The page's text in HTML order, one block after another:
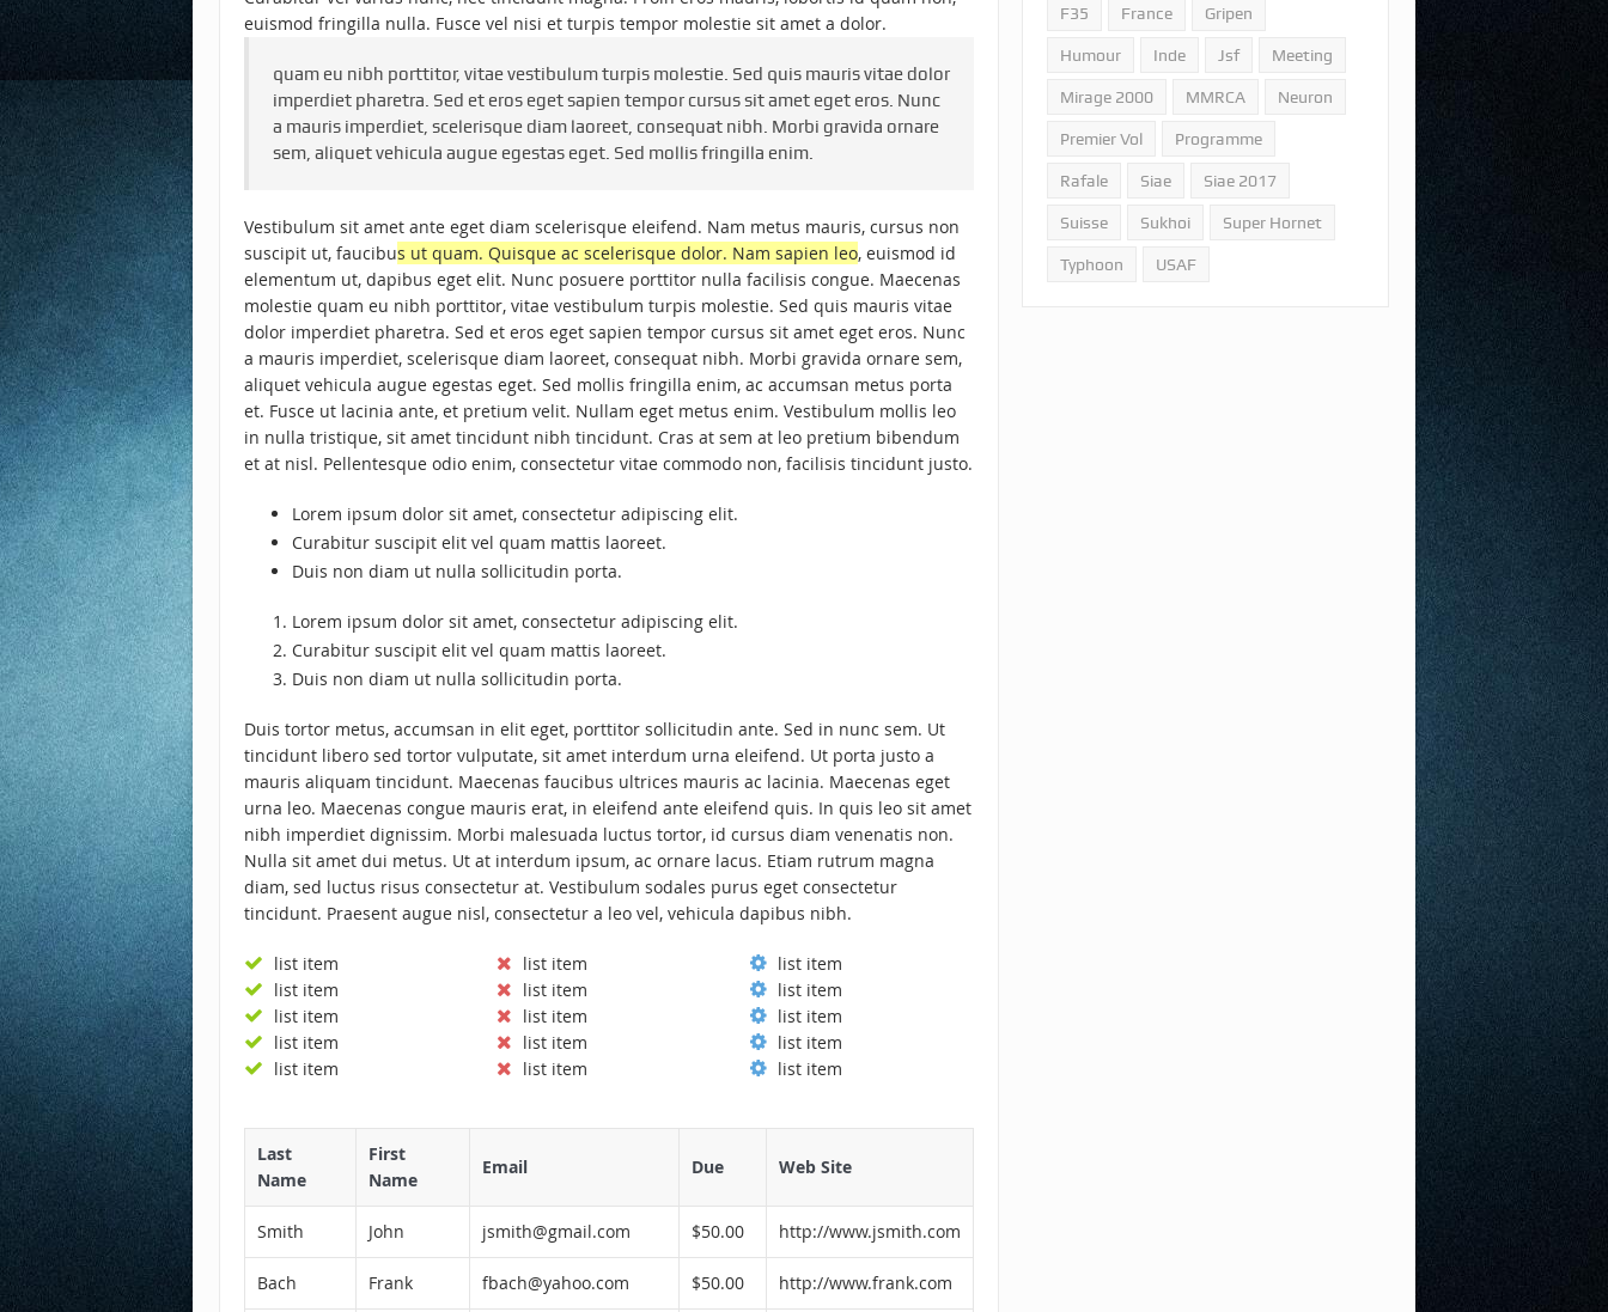
euismod fringilla nulla. Fusce vel nisi et turpis tempor molestie sit amet a dolor.
quam eu nibh porttitor, vitae vestibulum turpis molestie. Sed quis mauris vitae dolor
imperdiet pharetra. Sed et eros eget sapien tempor cursus sit amet eget eros. Nunc
a mauris imperdiet, scelerisque diam laoreet, consequat nibh. Morbi gravida ornare
sem, aliquet vehicula augue egestas eget. Sed mollis fringilla enim.
Vestibulum sit amet ante eget diam scelerisque eleifend. Nam metus mauris, cursus non
suscipit ut, faucibus ut quam. Quisque ac scelerisque dolor. Nam sapien leo, euismod id
elementum ut, dapibus eget elit. Nunc posuere porttitor nulla facilisis congue. Maecenas
molestie quam eu nibh porttitor, vitae vestibulum turpis molestie. Sed quis mauris vitae
dolor imperdiet pharetra. Sed et eros eget sapien tempor cursus sit amet eget eros. Nunc
a mauris imperdiet, scelerisque diam laoreet, consequat nibh. Morbi gravida ornare sem,
aliquet vehicula augue egestas eget. Sed mollis fringilla enim, ac accumsan metus porta
et. Fusce ut lacinia ante, et pretium velit. Nullam eget metus enim. Vestibulum mollis leo
in nulla tristique, sit amet tincidunt nibh tincidunt. Cras at sem at leo pretium bibendum
et at nisl. Pellentesque odio enim, consectetur vitae commodo non, facilisis tincidunt justo.
Lorem ipsum dolor sit amet, consectetur adipiscing elit.
Curabitur suscipit elit vel quam mattis laoreet.
Duis non diam ut nulla sollicitudin porta.
Lorem ipsum dolor sit amet, consectetur adipiscing elit.
Curabitur suscipit elit vel quam mattis laoreet.
Duis non diam ut nulla sollicitudin porta.
Duis tortor metus, accumsan in elit eget, porttitor sollicitudin ante. Sed in nunc sem. Ut
tincidunt libero sed tortor vulputate, sit amet interdum urna eleifend. Ut porta justo a
mauris aliquam tincidunt. Maecenas faucibus ultrices mauris ac lacinia. Maecenas eget
urna leo. Maecenas congue mauris erat, in eleifend ante eleifend quis. In quis leo sit amet
nibh imperdiet dignissim. Morbi malesuada luctus tortor, id cursus diam venenatis non.
Nulla sit amet dui metus. Ut at interdum ipsum, ac ornare lacus. Etiam rutrum magna
diam, sed luctus risus consectetur at. Vestibulum sodales purus eget consectetur
tincidunt. Praesent augue nisl, consectetur a leo vel, vehicula dapibus nibh.
list item
list item
list item
list item
list item
list item
list item
list item
list item
list item
list item
list item
list item
list item
list item
Last
Name
First
Name
Email Due Web Site
Smith John jsmith@gmail.com $50.00 http://www.jsmith.com
Bach Frank fbach@yahoo.com $50.00 http://www.frank.com
F35 France Gripen
Humour Inde Jsf Meeting
Mirage 2000 MMRCA Neuron
Premier Vol Programme
Rafale Siae Siae 2017
Suisse Sukhoi Super Hornet
Typhoon USAF